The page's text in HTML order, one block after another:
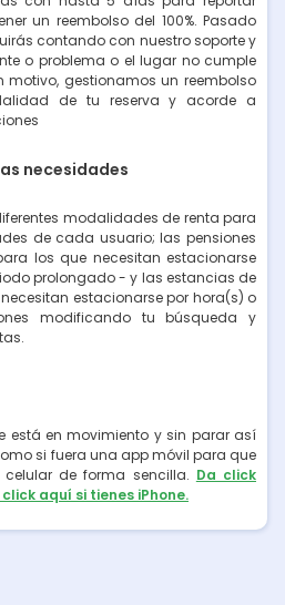
un reembolso del 100%. Pasado
contando con nuestro soporte y
o problema o el lugar no cumple
motivo, gestionamos un reembolso
de tu reserva y acorde a
necesidades
modalidades de renta para
de cada usuario; las pensiones
los que necesitan estacionarse
prolongado - y las estancias de
estacionarse por hora(s) o
modificando tu búsqueda y
está en movimiento y sin parar así
si fuera una app móvil para que
de forma sencilla. Da click
click aquí si tienes iPhone.